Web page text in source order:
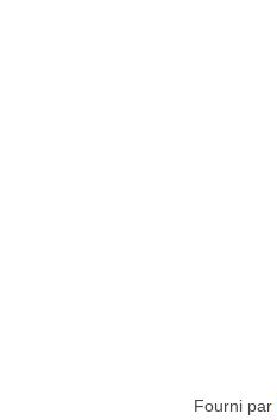
Fourni par